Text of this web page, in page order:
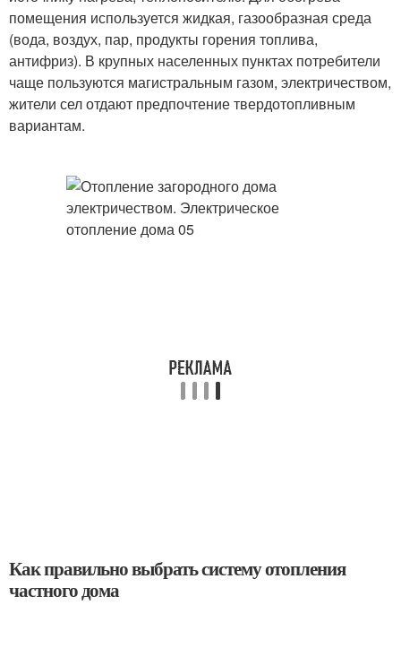
помещения используется жидкая, газообразная среда
(вода, воздух, пар, продукты горения топлива,
антифриз). В крупных населенных пунктах потребители
чаще пользуются магистральным газом, электричеством,
жители сел отдают предпочтение твердотопливным
вариантам.
Как правильно выбрать систему отопления
частного дома